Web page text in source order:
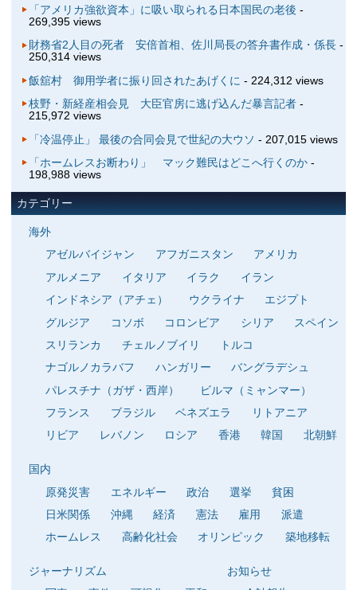
「アメリカ強欲資本」に吸い取られる日本国民の老後 -
269,395 views
財務省2人目の死者 安倍首相、佐川局長の答弁書作成・係長-
250,314 views
飯舘村 御用学者に振り回されたあげくに - 224,312 views
枝野・新経産相会見 大臣官房に逃げ込んだ暴言記者-
215,972 views
「冷温停止」 最後の合同会見で世紀の大ウソ - 207,015 views
「ホームレスお断わり」 マック難民はどこへ行くのか-
198,988 views
カテゴリー
海外
アゼルバイジャン
アフガニスタン
アメリカ
アルメニア
イタリア イラク
イラン
インドネシア（アチェ）
ウクライナ
エジプト
グルジア
コソボ コロンビア シリア
スペイン
スリランカ
チェルノブイリ
トルコ
ナゴルノカラバフ
ハンガリー
バングラデシュ
パレスチナ（ガザ・西岸）
ビルマ（ミャンマー）
フランス
ブラジル ベネズエラ
リトアニア
リビア
レバノン ロシア 香港 韓国 北朝鮮
国内
原発災害
エネルギー 政治 選挙
貧困
日米関係
沖縄 経済 憲法 雇用
派遣
ホームレス
高齢化社会 オリンピック 築地移転
ジャーナリズム
お知らせ